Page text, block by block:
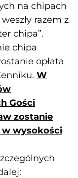
na chipach
razem z
chipa”.
chipa
opłata
W
Gości
zostanie
w wysokości